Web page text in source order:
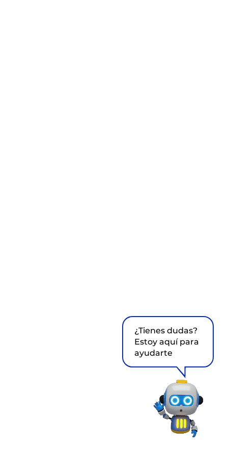
¿Tienes dudas?
Estoy aquí para
ayudarte